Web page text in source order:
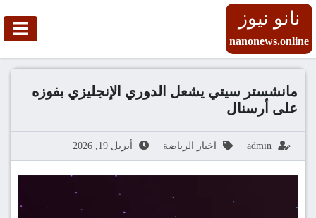
نانو نيوز
nanonews.online
مانشستر سيتي يشعل الدوري الإنجليزي بفوزه
على أرسنال
admin اخبار الرياضة أبريل 19, 2026